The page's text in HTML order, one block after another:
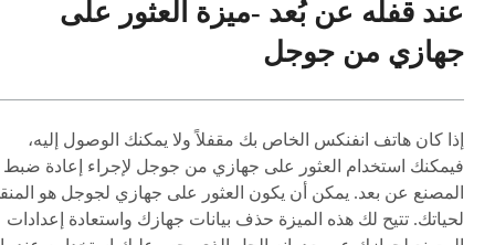
عند قفله عن بُعد -ميزة العثور على
جهازي من جوجل
إذا كان هاتف انفنكس الخاص بك مقفلاً ولا يمكنك الوصول إليه،
فيمكنك استخدام العثور على جهازي من جوجل لإجراء إعادة ضبط
المصنع عن بعد. يمكن أن يكون العثور على جهازي لجوجل هو
لحياتك. تتيح لك هذه الميزة حذف بيانات جهازك واستعادة إعدادات